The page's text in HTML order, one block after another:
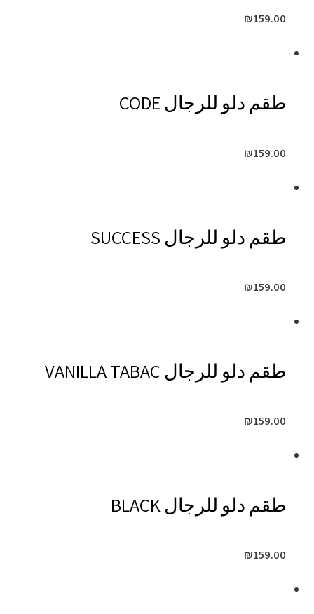
₪159.00
طقم دلو للرجال CODE
₪159.00
طقم دلو للرجال SUCCESS
₪159.00
طقم دلو للرجال VANILLA TABAC
₪159.00
طقم دلو للرجال BLACK
₪159.00